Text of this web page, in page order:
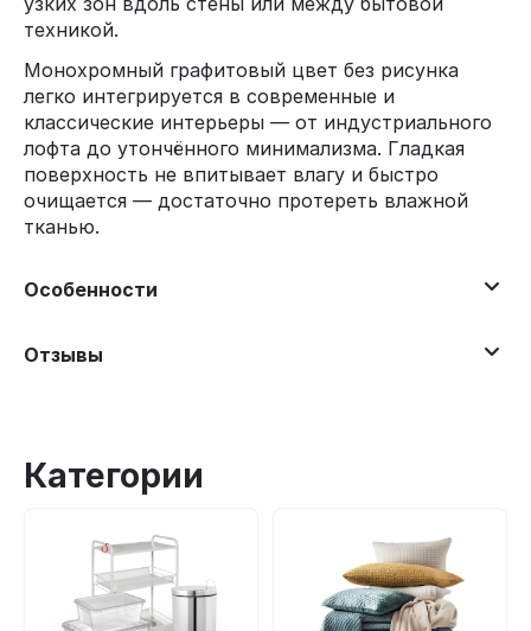
техникой.
Монохромный графитовый цвет без рисунка
легко интегрируется в современные и
классические интерьеры — от индустриального
лофта до утончённого минимализма. Гладкая
поверхность не впитывает влагу и быстро
очищается — достаточно протереть влажной
тканью.
Особенности
Отзывы
Категории